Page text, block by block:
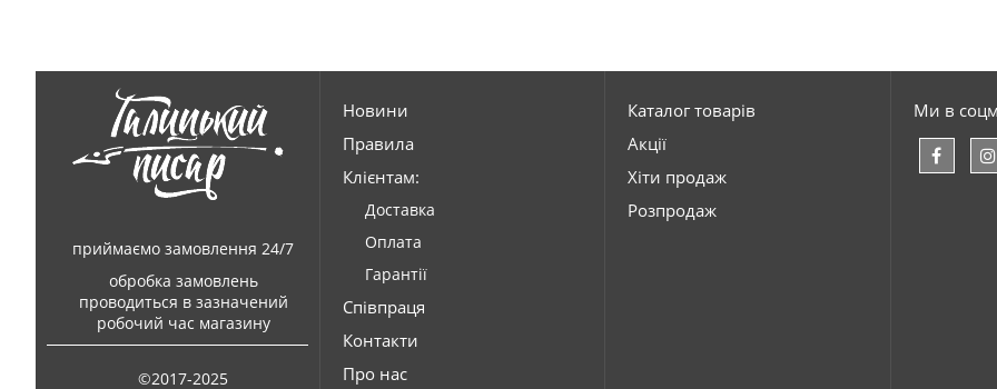
приймаємо замовлення 24/7
обробка замовлень
проводиться в зазначений
робочий час магазину
©2017-2025
Новини
Правила
Клієнтам:
Доставка
Оплата
Гарантії
Співпраця
Контакти
Про нас
Каталог товарів
Акції
Хіти продаж
Розпродаж
Ми в